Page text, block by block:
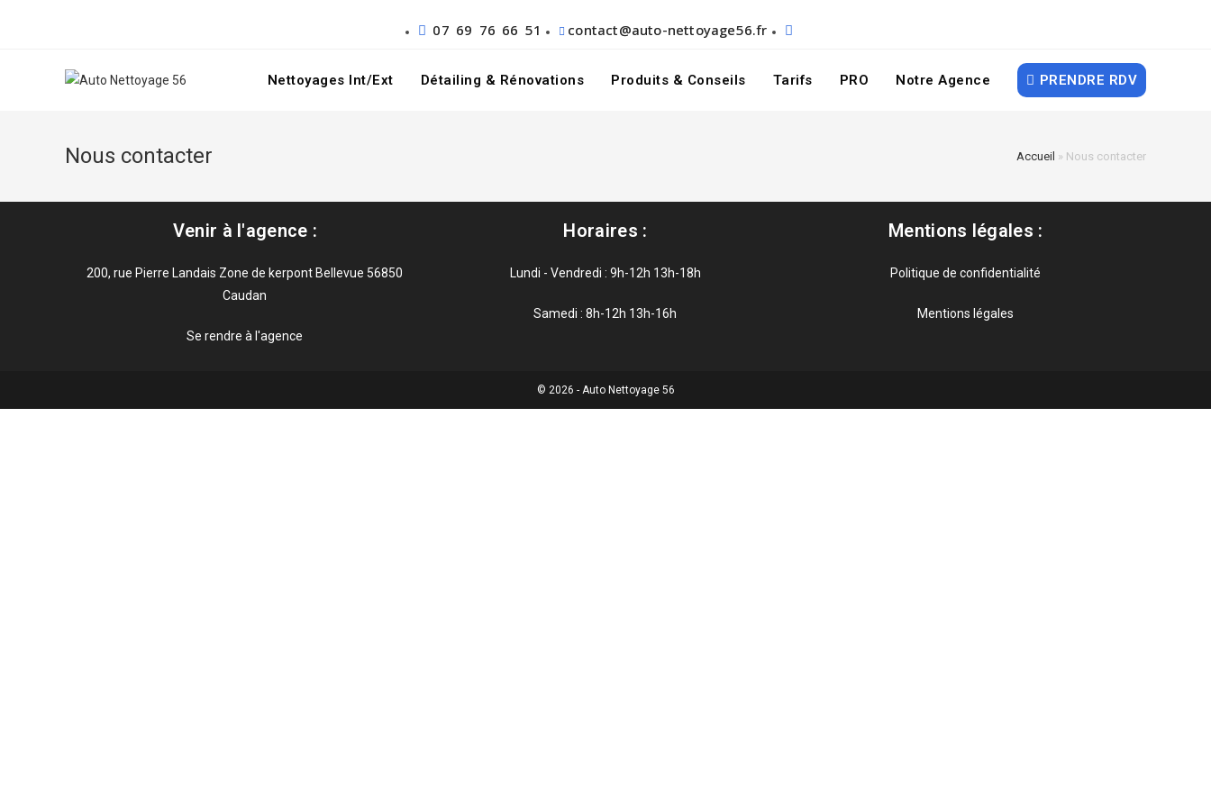
07 69 76 66 51 contact@auto-nettoyage56.fr
Nettoyages Int/Ext Détailing & Rénovations Produits & Conseils Tarifs PRO Notre Agence PRENDRE RDV
Nous contacter Accueil » Nous contacter
Venir à l'agence :
200, rue Pierre Landais Zone de kerpont Bellevue 56850
Caudan
Se rendre à l'agence
Horaires :
Lundi - Vendredi : 9h-12h 13h-18h
Samedi : 8h-12h 13h-16h
Mentions légales :
Politique de confidentialité
Mentions légales
© 2026 - Auto Nettoyage 56